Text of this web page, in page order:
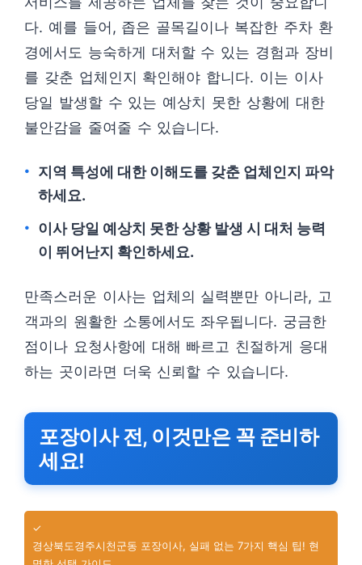
다. 예를 들어, 좁은 골목길이나 복잡한 주차 환
경에서도 능숙하게 대처할 수 있는 경험과 장비
를 갖춘 업체인지 확인해야 합니다. 이는 이사
당일 발생할 수 있는 예상치 못한 상황에 대한
불안감을 줄여줄 수 있습니다.
지역 특성에 대한 이해도를 갖춘 업체인지 파악
하세요.
이사 당일 예상치 못한 상황 발생 시 대처 능력
이 뛰어난지 확인하세요.
만족스러운 이사는 업체의 실력뿐만 아니라, 고
객과의 원활한 소통에서도 좌우됩니다. 궁금한
점이나 요청사항에 대해 빠르고 친절하게 응대
하는 곳이라면 더욱 신뢰할 수 있습니다.
포장이사 전, 이것만은 꼭 준비하
세요!
✓
경상북도경주시천군동 포장이사, 실패 없는 7가지 핵심 팁! 현